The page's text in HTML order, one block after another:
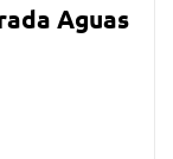
Aguas